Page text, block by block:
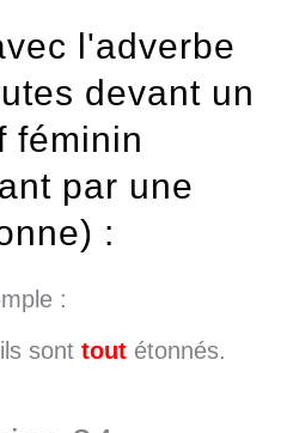
l'adverbe
devant un
féminin
par une
:
:
sont tout étonnés.